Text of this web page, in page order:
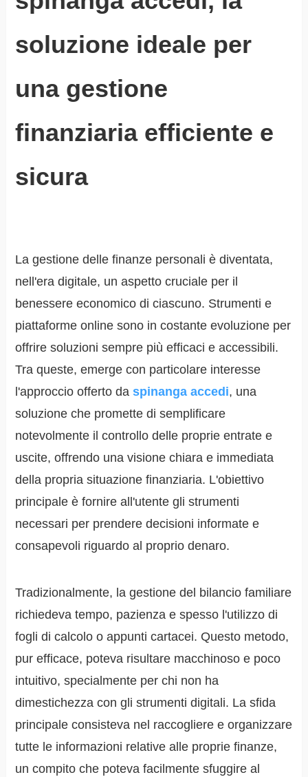
soluzione ideale per
una gestione
finanziaria efficiente e
sicura
La gestione delle finanze personali è diventata,
nell'era digitale, un aspetto cruciale per il
benessere economico di ciascuno. Strumenti e
piattaforme online sono in costante evoluzione per
offrire soluzioni sempre più efficaci e accessibili.
Tra queste, emerge con particolare interesse
l'approccio offerto daspinanga accedi, una
soluzione che promette di semplificare
notevolmente il controllo delle proprie entrate e
uscite, offrendo una visione chiara e immediata
della propria situazione finanziaria. L'obiettivo
principale è fornire all'utente gli strumenti
necessari per prendere decisioni informate e
consapevoli riguardo al proprio denaro.
Tradizionalmente, la gestione del bilancio familiare
richiedeva tempo, pazienza e spesso l'utilizzo di
fogli di calcolo o appunti cartacei. Questo metodo,
pur efficace, poteva risultare macchinoso e poco
intuitivo, specialmente per chi non ha
dimestichezza con gli strumenti digitali. La sfida
principale consisteva nel raccogliere e organizzare
tutte le informazioni relative alle proprie finanze,
un compito che poteva facilmente sfuggire al